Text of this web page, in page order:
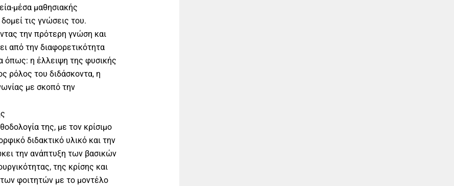
μέσα μαθησιακής
τις γνώσεις του.
την πρότερη γνώση και
από την διαφορετικότητα
όπως: η έλλειψη της φυσικής
ρόλος του διδάσκοντα, η
με σκοπό την
της, με τον κρίσιμο
διδακτικό υλικό και την
την ανάπτυξη των βασικών
της κρίσης και
φοιτητών με το μοντέλο